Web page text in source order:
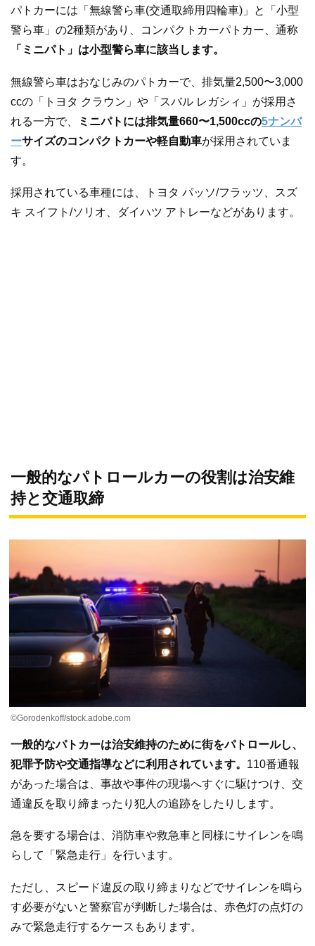
パトカーには「無線警ら車(交通取締用四輪車)」と「小型
警ら車」の2種類があり、コンパクトカーパトカー、通称
「ミニパト」は小型警ら車に該当します。
無線警ら車はおなじみのパトカーで、排気量2,500〜3,000
ccの「トヨタ クラウン」や「スバル レガシィ」が採用さ
れる一方で、
ミニパトには排気量660〜1,500ccの5ナンバ
ーサイズのコンパクトカーや軽自動車が採用されていま
す。
採用されている車種には、トヨタ パッソ/フラッツ、スズ
キ スイフト/ソリオ、ダイハツ アトレーなどがあります。
一般的なパトロールカーの役割は治安維
持と交通取締
©Gorodenkoff/stock.adobe.com
一般的なパトカーは治安維持のために街をパトロールし、
犯罪予防や交通指導などに利用されています。 110番通報
があった場合は、事故や事件の現場へすぐに駆けつけ、交
通違反を取り締まったり犯人の追跡をしたりします。
急を要する場合は、消防車や救急車と同様にサイレンを鳴
らして「緊急走行」を行います。
ただし、スピード違反の取り締まりなどでサイレンを鳴ら
す必要がないと警察官が判断した場合は、赤色灯の点灯の
みで緊急走行するケースもあります。